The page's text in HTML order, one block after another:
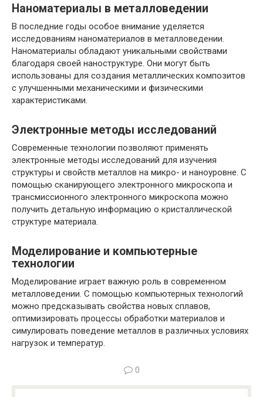
Наноматериалы в металловедении
В последние годы особое внимание уделяется
исследованиям наноматериалов в металловедении.
Наноматериалы обладают уникальными свойствами
благодаря своей наноструктуре. Они могут быть
использованы для создания металлических композитов
с улучшенными механическими и физическими
характеристиками.
Электронные методы исследований
Современные технологии позволяют применять
электронные методы исследований для изучения
структуры и свойств металлов на микро- и наноуровне. С
помощью сканирующего электронного микроскопа и
трансмиссионного электронного микроскопа можно
получить детальную информацию о кристаллической
структуре материала.
Моделирование и компьютерные
технологии
Моделирование играет важную роль в современном
металловедении. С помощью компьютерных технологий
можно предсказывать свойства новых сплавов,
оптимизировать процессы обработки материалов и
симулировать поведение металлов в различных условиях
нагрузок и температур.
0